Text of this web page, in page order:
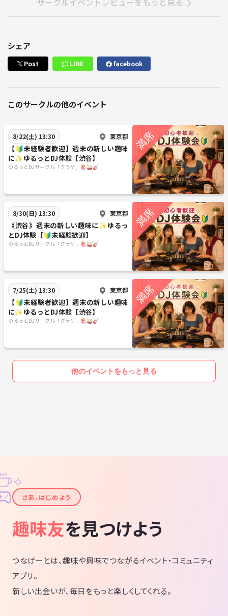
シェア
Post LINE facebook
このサークルの他のイベント
8/22(土) 13:30 東京都
【🔰未経験者歓迎】週末の新しい趣味
に✨ゆるっとDJ体験【渋谷】
ゆるっとDJサークル「クラゲ」🪼🥁🎸
8/30(日) 13:30 東京都
《渋谷》週末の新しい趣味に✨ゆるっ
とDJ体験【🔰未経験歓迎】
ゆるっとDJサークル「クラゲ」🪼🥁🎸
7/25(土) 13:30 東京都
【🔰未経験者歓迎】週末の新しい趣味
に✨ゆるっとDJ体験【渋谷】
ゆるっとDJサークル「クラゲ」🪼🥁🎸
他のイベントをもっと見る
✦
✧
さあ、はじめよう
趣味友を見つけよう
つなげーとは、趣味や興味でつながるイベント・コミュニティ
アプリ。
新しい出会いが、毎日をもっと楽しくしてくれる。